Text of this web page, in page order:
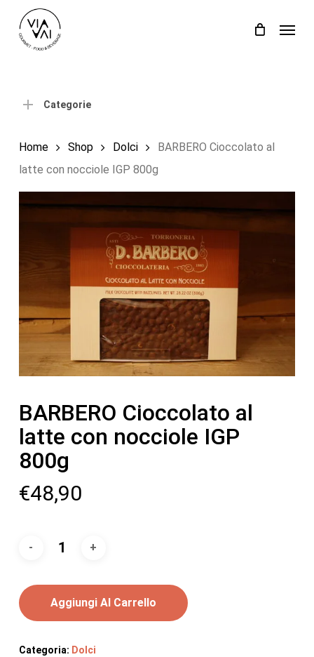
Carrello Close
Categorie
Home Shop Dolci
BARBERO Cioccolato al
latte con nocciole IGP 800g
BARBERO Cioccolato al
latte con nocciole IGP
800g
€48,90
Aggiungi Al Carrello
Categoria: Dolci